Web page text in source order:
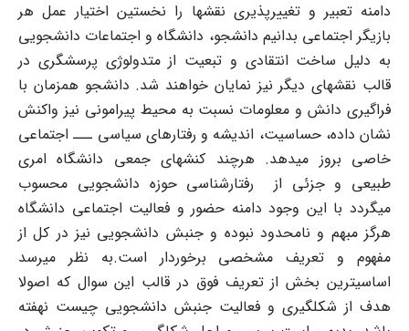
دامنه تعبیر و تغییرپذیری نقشها را نخستین اختیار عمل هر
بازیگر اجتماعی بدانیم دانشجو، دانشگاه و اجتماعات دانشجویی
به دلیل ساخت انتقادی و تبعیت از متدولوژی پرسشگری در
قالب نقشهای دیگر نیز نمایان خواهند شد. دانشجو همزمان با
فراگیری دانش و معلومات نسبت به محیط پیرامونی نیز واکنش
نشان داده، حساسیت، اندیشه و رفتارهای سیاسی ـــ اجتماعی
خاصی بروز می‏دهد. هرچند کنشهای جمعی دانشگاه امری
طبیعی و جزئی از رفتارشناسی حوزه دانشجویی محسوب
می‏گردد با این وجود دامنه حضور و فعالیت اجتماعی دانشگاه
هرگز مبهم و نامحدود نبوده و جنبش دانشجویی نیز در کل از
مفهوم و تعریف مشخصی برخوردار است.به نظر می‏رسد
اساسی‏ترین بخش از تعریف فوق در قالب این سوال که اصولا
هدف از شکل‏گیری و فعالیت جنبش دانشجویی چیست نهفته